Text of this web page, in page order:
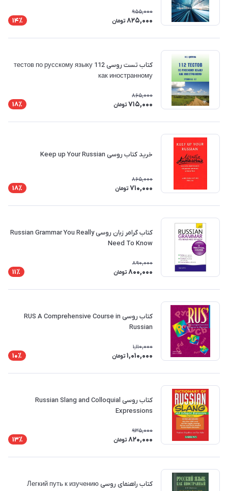
955,000
825,000 تومان 14٪
کتاب تست روسی 112 тестов по русскому языку
как иностранному
865,000
715,000 تومان 18٪
خرید کتاب روسی Keep up Your Russian
865,000
710,000 تومان 18٪
کتاب گرامر زبان روسی Russian Grammar You Really
Need To Know
890,000
800,000 تومان 11٪
کتاب روسی RUS A Comprehensive Course in
Russian
1,110,000
1,010,000 تومان 10٪
کتاب روسی Russian Slang and Colloquial
Expressions
935,000
820,000 تومان 13٪
کتاب راهنمای روسی Легкий путь к изучению